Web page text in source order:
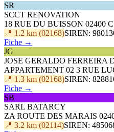
SR
SCCT RENOVATION
18 RUE DU BUISSON 02400
📍 1.2 km (02168)SIREN:
Fiche →
JG
JOSE GERALDO FERREIRA
APPARTEMENT 02 3 RUE
📍 1.3 km (02168)SIREN:
Fiche →
SB
SARL BATARCY
ZA ROUTE DES MARAIS
📍 3.2 km (02114)SIREN: